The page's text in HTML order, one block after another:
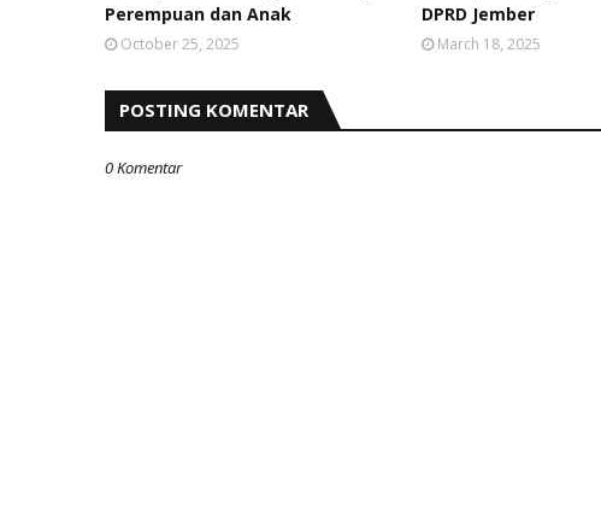
Perempuan dan Anak
October 25, 2025
DPRD Jember
March 18, 2025
POSTING KOMENTAR
0 Komentar